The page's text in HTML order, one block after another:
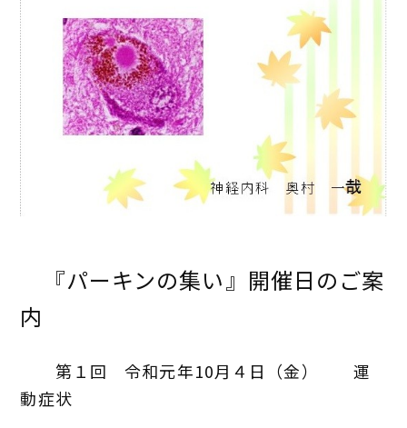
『パーキンの集い』開催日のご案
内
第１回 令和元年10月４日（金） 運
動症状